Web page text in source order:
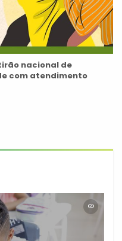
nacional de
com atendimento